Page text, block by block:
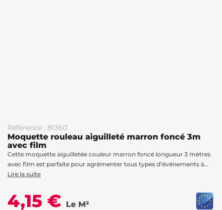
Référence : 81360
Moquette rouleau aiguilleté marron foncé 3m
avec film
Cette moquette aiguilletée couleur marron foncé longueur 3 mètres
avec film est parfaite pour agrémenter tous types d’événements à...
Lire la suite
4,15 € Le M²